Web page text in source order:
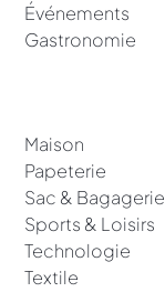
Événements
Gastronomie
Maison
Papeterie
Sac & Bagagerie
Sports & Loisirs
Technologie
Textile